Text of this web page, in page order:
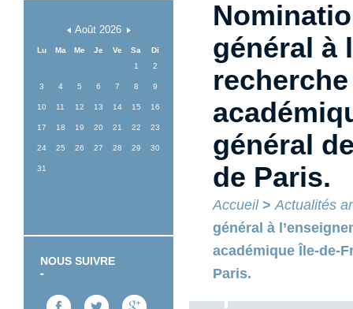
Août2026
Lu Ma Me Je Ve Sa
Di
1
2
3 4 5 6 7 8 9
10 11 12 13 14 15 16
17 18 19 20 21 22 23
24 25 26 27 28 29 30
31
NOUS SUIVRE
général à
général
de Paris.
Accueil>Actualités
général à
académique Île-de-
Paris.